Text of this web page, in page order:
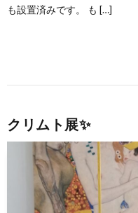
も設置済みです。 も […]
クリムト展✨